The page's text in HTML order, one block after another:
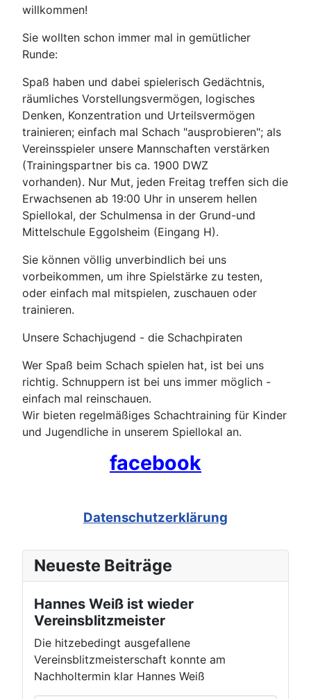
Neueste Beiträge
Hannes Weiß ist wieder
Vereinsblitzmeister
Die hitzebedingt ausgefallene
Vereinsblitzmeisterschaft konnte am
Nachholtermin klar Hannes Weiß
willkommen!
Sie wollten schon immer mal in gemütlicher
Runde:
Spaß haben und dabei spielerisch Gedächtnis,
räumliches Vorstellungsvermögen, logisches
Denken, Konzentration und Urteilsvermögen
trainieren; einfach mal Schach "ausprobieren"; als
Vereinsspieler unsere Mannschaften verstärken
(Trainingspartner bis ca. 1900 DWZ
vorhanden). Nur Mut, jeden Freitag treffen sich die
Erwachsenen ab 19:00 Uhr in unserem hellen
Spiellokal, der Schulmensa in der Grund-und
Mittelschule Eggolsheim (Eingang H).
Sie können völlig unverbindlich bei uns
vorbeikommen, um ihre Spielstärke zu testen,
oder einfach mal mitspielen, zuschauen oder
trainieren.
Unsere Schachjugend - die Schachpiraten
Wer Spaß beim Schach spielen hat, ist bei uns
richtig. Schnuppern ist bei uns immer möglich -
einfach mal reinschauen.
Wir bieten regelmäßiges Schachtraining für Kinder
und Jugendliche in unserem Spiellokal an.
facebook
Datenschutzerklärung